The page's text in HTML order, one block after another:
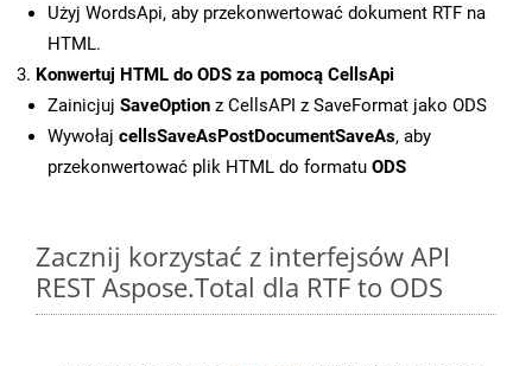
Użyj WordsApi, aby przekonwertować dokument RTF na
HTML.
Konwertuj HTML do ODS za pomocą CellsApi
Zainicjuj SaveOption z CellsAPI z SaveFormat jako ODS
Wywołaj cellsSaveAsPostDocumentSaveAs, aby
przekonwertować plik HTML do formatu ODS
Zacznij korzystać z interfejsów API
REST Aspose.Total dla RTF to ODS